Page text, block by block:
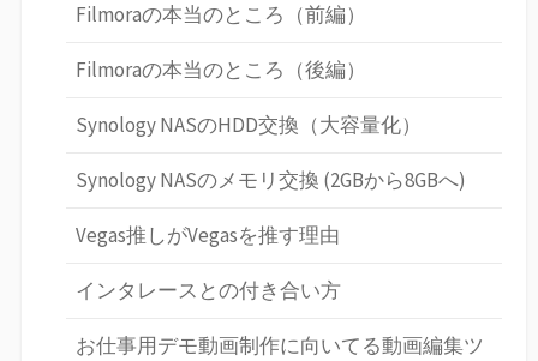
Filmoraの本当のところ（前編）
Filmoraの本当のところ（後編）
Synology NASのHDD交換（大容量化）
Synology NASのメモリ交換 (2GBから8GBへ)
Vegas推しがVegasを推す理由
インタレースとの付き合い方
お仕事用デモ動画制作に向いてる動画編集ツ